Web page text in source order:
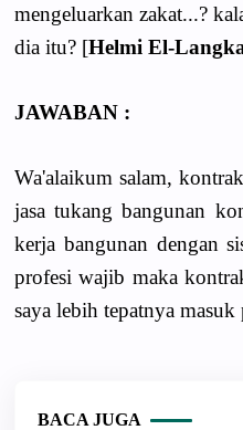
mengeluarkan zakat...?
dia itu? [Helmi El-
JAWABAN :
Wa'alaikum salam,
jasa tukang bangunan
kerja bangunan dengan
profesi wajib maka
saya lebih tepatnya masuk
BACA JUGA